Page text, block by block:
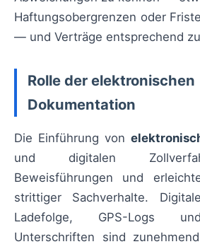
Haftungsobergrenzen oder
— und Verträge entsprechend
Rolle der elektronischen
Dokumentation
Die Einführung von
und digitalen
Beweisführungen und
strittiger Sachverhalte.
Ladefolge, GPS-Logs
Unterschriften sind